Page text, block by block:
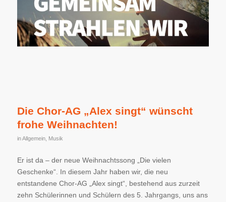
Die Chor-AG „Alex singt“ wünscht
frohe Weihnachten!
inAllgemein, Musik
Er ist da – der neue Weihnachtssong „Die vielen
Geschenke“. In diesem Jahr haben wir, die neu
entstandene Chor-AG „Alex singt“, bestehend aus zurzeit
zehn Schülerinnen und Schülern des 5. Jahrgangs, uns ans